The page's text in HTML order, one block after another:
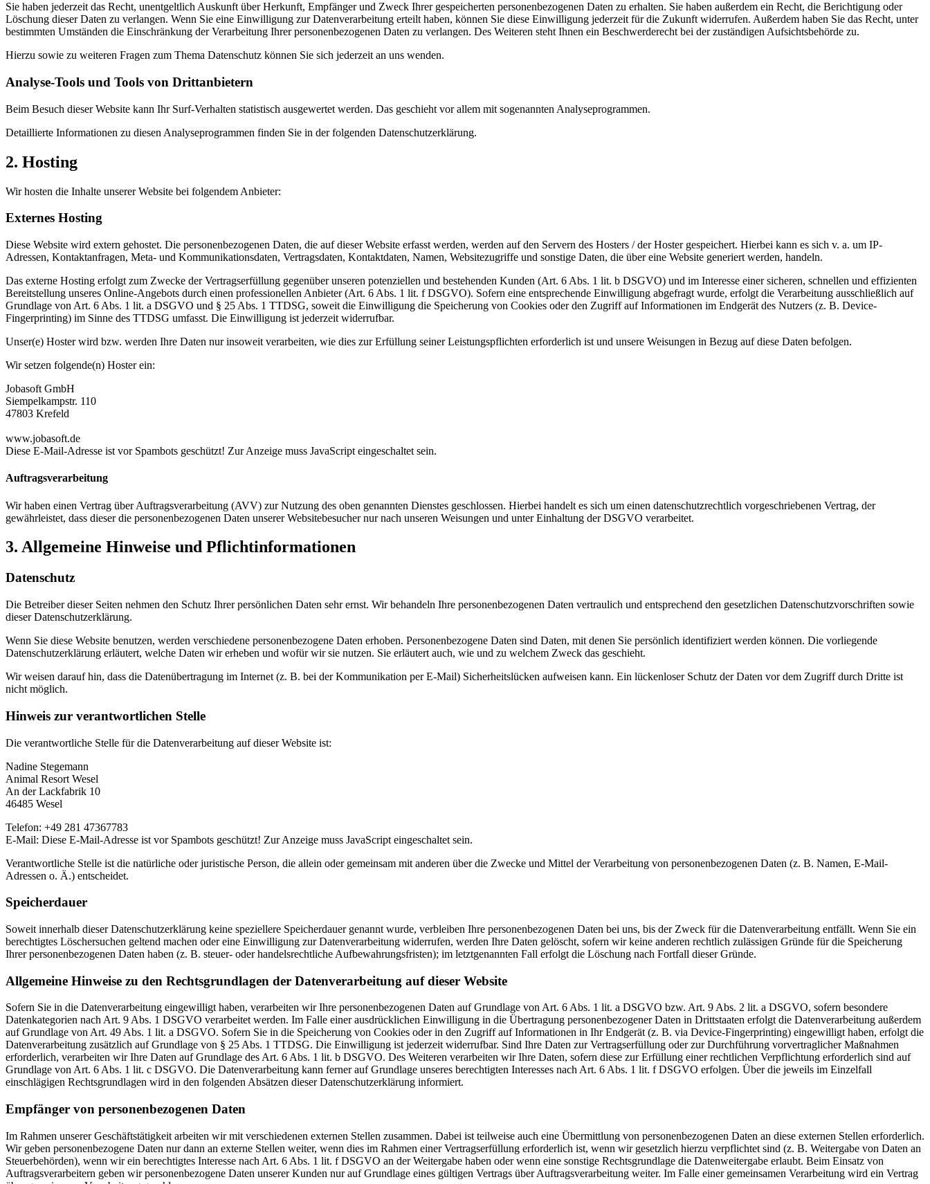
Sie haben jederzeit das Recht, unentgeltlich Auskunft über Herkunft, Empfänger und Zweck Ihrer gespeicherten personenbezogenen Daten zu erhalten. Sie haben außerdem ein Recht, die Berichtigung oder
Löschung dieser Daten zu verlangen. Wenn Sie eine Einwilligung zur Datenverarbeitung erteilt haben, können Sie diese Einwilligung jederzeit für die Zukunft widerrufen. Außerdem haben Sie das Recht, unter
bestimmten Umständen die Einschränkung der Verarbeitung Ihrer personenbezogenen Daten zu verlangen. Des Weiteren steht Ihnen ein Beschwerderecht bei der zuständigen Aufsichtsbehörde zu.
Hierzu sowie zu weiteren Fragen zum Thema Datenschutz können Sie sich jederzeit an uns wenden.
Analyse-Tools und Tools von Dritt­anbietern
Beim Besuch dieser Website kann Ihr Surf-Verhalten statistisch ausgewertet werden. Das geschieht vor allem mit sogenannten Analyseprogrammen.
Detaillierte Informationen zu diesen Analyseprogrammen finden Sie in der folgenden Datenschutzerklärung.
2. Hosting
Wir hosten die Inhalte unserer Website bei folgendem Anbieter:
Externes Hosting
Diese Website wird extern gehostet. Die personenbezogenen Daten, die auf dieser Website erfasst werden, werden auf den Servern des Hosters / der Hoster gespeichert. Hierbei kann es sich v. a. um IP-
Adressen, Kontaktanfragen, Meta- und Kommunikationsdaten, Vertragsdaten, Kontaktdaten, Namen, Websitezugriffe und sonstige Daten, die über eine Website generiert werden, handeln.
Das externe Hosting erfolgt zum Zwecke der Vertragserfüllung gegenüber unseren potenziellen und bestehenden Kunden (Art. 6 Abs. 1 lit. b DSGVO) und im Interesse einer sicheren, schnellen und effizienten
Bereitstellung unseres Online-Angebots durch einen professionellen Anbieter (Art. 6 Abs. 1 lit. f DSGVO). Sofern eine entsprechende Einwilligung abgefragt wurde, erfolgt die Verarbeitung ausschließlich auf
Grundlage von Art. 6 Abs. 1 lit. a DSGVO und § 25 Abs. 1 TTDSG, soweit die Einwilligung die Speicherung von Cookies oder den Zugriff auf Informationen im Endgerät des Nutzers (z. B. Device-
Fingerprinting) im Sinne des TTDSG umfasst. Die Einwilligung ist jederzeit widerrufbar.
Unser(e) Hoster wird bzw. werden Ihre Daten nur insoweit verarbeiten, wie dies zur Erfüllung seiner Leistungspflichten erforderlich ist und unsere Weisungen in Bezug auf diese Daten befolgen.
Wir setzen folgende(n) Hoster ein:
Jobasoft GmbH
Siempelkampstr. 110
47803 Krefeld
www.jobasoft.de
Diese E-Mail-Adresse ist vor Spambots geschützt! Zur Anzeige muss JavaScript eingeschaltet sein.
Auftragsverarbeitung
Wir haben einen Vertrag über Auftragsverarbeitung (AVV) zur Nutzung des oben genannten Dienstes geschlossen. Hierbei handelt es sich um einen datenschutzrechtlich vorgeschriebenen Vertrag, der
gewährleistet, dass dieser die personenbezogenen Daten unserer Websitebesucher nur nach unseren Weisungen und unter Einhaltung der DSGVO verarbeitet.
3. Allgemeine Hinweise und Pflicht­informationen
Datenschutz
Die Betreiber dieser Seiten nehmen den Schutz Ihrer persönlichen Daten sehr ernst. Wir behandeln Ihre personenbezogenen Daten vertraulich und entsprechend den gesetzlichen Datenschutzvorschriften sowie
dieser Datenschutzerklärung.
Wenn Sie diese Website benutzen, werden verschiedene personenbezogene Daten erhoben. Personenbezogene Daten sind Daten, mit denen Sie persönlich identifiziert werden können. Die vorliegende
Datenschutzerklärung erläutert, welche Daten wir erheben und wofür wir sie nutzen. Sie erläutert auch, wie und zu welchem Zweck das geschieht.
Wir weisen darauf hin, dass die Datenübertragung im Internet (z. B. bei der Kommunikation per E-Mail) Sicherheitslücken aufweisen kann. Ein lückenloser Schutz der Daten vor dem Zugriff durch Dritte ist
nicht möglich.
Hinweis zur verantwortlichen Stelle
Die verantwortliche Stelle für die Datenverarbeitung auf dieser Website ist:
Nadine Stegemann
Animal Resort Wesel
An der Lackfabrik 10
46485 Wesel
Telefon: +49 281 47367783
E-Mail: Diese E-Mail-Adresse ist vor Spambots geschützt! Zur Anzeige muss JavaScript eingeschaltet sein.
Verantwortliche Stelle ist die natürliche oder juristische Person, die allein oder gemeinsam mit anderen über die Zwecke und Mittel der Verarbeitung von personenbezogenen Daten (z. B. Namen, E-Mail-
Adressen o. Ä.) entscheidet.
Speicherdauer
Soweit innerhalb dieser Datenschutzerklärung keine speziellere Speicherdauer genannt wurde, verbleiben Ihre personenbezogenen Daten bei uns, bis der Zweck für die Datenverarbeitung entfällt. Wenn Sie ein
berechtigtes Löschersuchen geltend machen oder eine Einwilligung zur Datenverarbeitung widerrufen, werden Ihre Daten gelöscht, sofern wir keine anderen rechtlich zulässigen Gründe für die Speicherung
Ihrer personenbezogenen Daten haben (z. B. steuer- oder handelsrechtliche Aufbewahrungsfristen); im letztgenannten Fall erfolgt die Löschung nach Fortfall dieser Gründe.
Allgemeine Hinweise zu den Rechtsgrundlagen der Datenverarbeitung auf dieser Website
Sofern Sie in die Datenverarbeitung eingewilligt haben, verarbeiten wir Ihre personenbezogenen Daten auf Grundlage von Art. 6 Abs. 1 lit. a DSGVO bzw. Art. 9 Abs. 2 lit. a DSGVO, sofern besondere
Datenkategorien nach Art. 9 Abs. 1 DSGVO verarbeitet werden. Im Falle einer ausdrücklichen Einwilligung in die Übertragung personenbezogener Daten in Drittstaaten erfolgt die Datenverarbeitung außerdem
auf Grundlage von Art. 49 Abs. 1 lit. a DSGVO. Sofern Sie in die Speicherung von Cookies oder in den Zugriff auf Informationen in Ihr Endgerät (z. B. via Device-Fingerprinting) eingewilligt haben, erfolgt die
Datenverarbeitung zusätzlich auf Grundlage von § 25 Abs. 1 TTDSG. Die Einwilligung ist jederzeit widerrufbar. Sind Ihre Daten zur Vertragserfüllung oder zur Durchführung vorvertraglicher Maßnahmen
erforderlich, verarbeiten wir Ihre Daten auf Grundlage des Art. 6 Abs. 1 lit. b DSGVO. Des Weiteren verarbeiten wir Ihre Daten, sofern diese zur Erfüllung einer rechtlichen Verpflichtung erforderlich sind auf
Grundlage von Art. 6 Abs. 1 lit. c DSGVO. Die Datenverarbeitung kann ferner auf Grundlage unseres berechtigten Interesses nach Art. 6 Abs. 1 lit. f DSGVO erfolgen. Über die jeweils im Einzelfall
einschlägigen Rechtsgrundlagen wird in den folgenden Absätzen dieser Datenschutzerklärung informiert.
Empfänger von personenbezogenen Daten
Im Rahmen unserer Geschäftstätigkeit arbeiten wir mit verschiedenen externen Stellen zusammen. Dabei ist teilweise auch eine Übermittlung von personenbezogenen Daten an diese externen Stellen erforderlich.
Wir geben personenbezogene Daten nur dann an externe Stellen weiter, wenn dies im Rahmen einer Vertragserfüllung erforderlich ist, wenn wir gesetzlich hierzu verpflichtet sind (z. B. Weitergabe von Daten an
Steuerbehörden), wenn wir ein berechtigtes Interesse nach Art. 6 Abs. 1 lit. f DSGVO an der Weitergabe haben oder wenn eine sonstige Rechtsgrundlage die Datenweitergabe erlaubt. Beim Einsatz von
Auftragsverarbeitern geben wir personenbezogene Daten unserer Kunden nur auf Grundlage eines gültigen Vertrags über Auftragsverarbeitung weiter. Im Falle einer gemeinsamen Verarbeitung wird ein Vertrag